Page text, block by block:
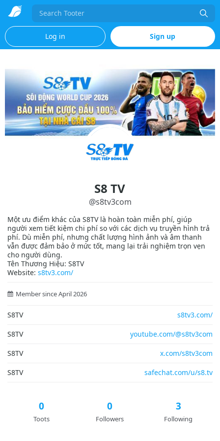
Search
Log in Sign up
S8 TV
@s8tv3com
Một ưu điểm khác của S8TV là hoàn toàn miễn phí, giúp
người xem tiết kiệm chi phí so với các dịch vụ truyền hình trả
phí. Dù miễn phí, nhưng chất lượng hình ảnh và âm thanh
vẫn được đảm bảo ở mức tốt, mang lại trải nghiệm trọn vẹn
cho người dùng.
Tên Thương Hiệu: S8TV
Website: s8tv3.com/
Member since April 2026
S8TV s8tv3.com/
S8TV youtube.com/@s8tv3com
S8TV x.com/s8tv3com
S8TV safechat.com/u/s8.tv
0
Toots
0
Followers
3
Following